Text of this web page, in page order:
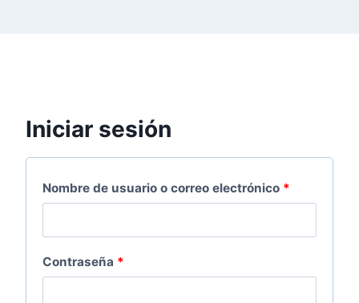
Iniciar sesión
Nombre de usuario o correo electrónico *
Contraseña *